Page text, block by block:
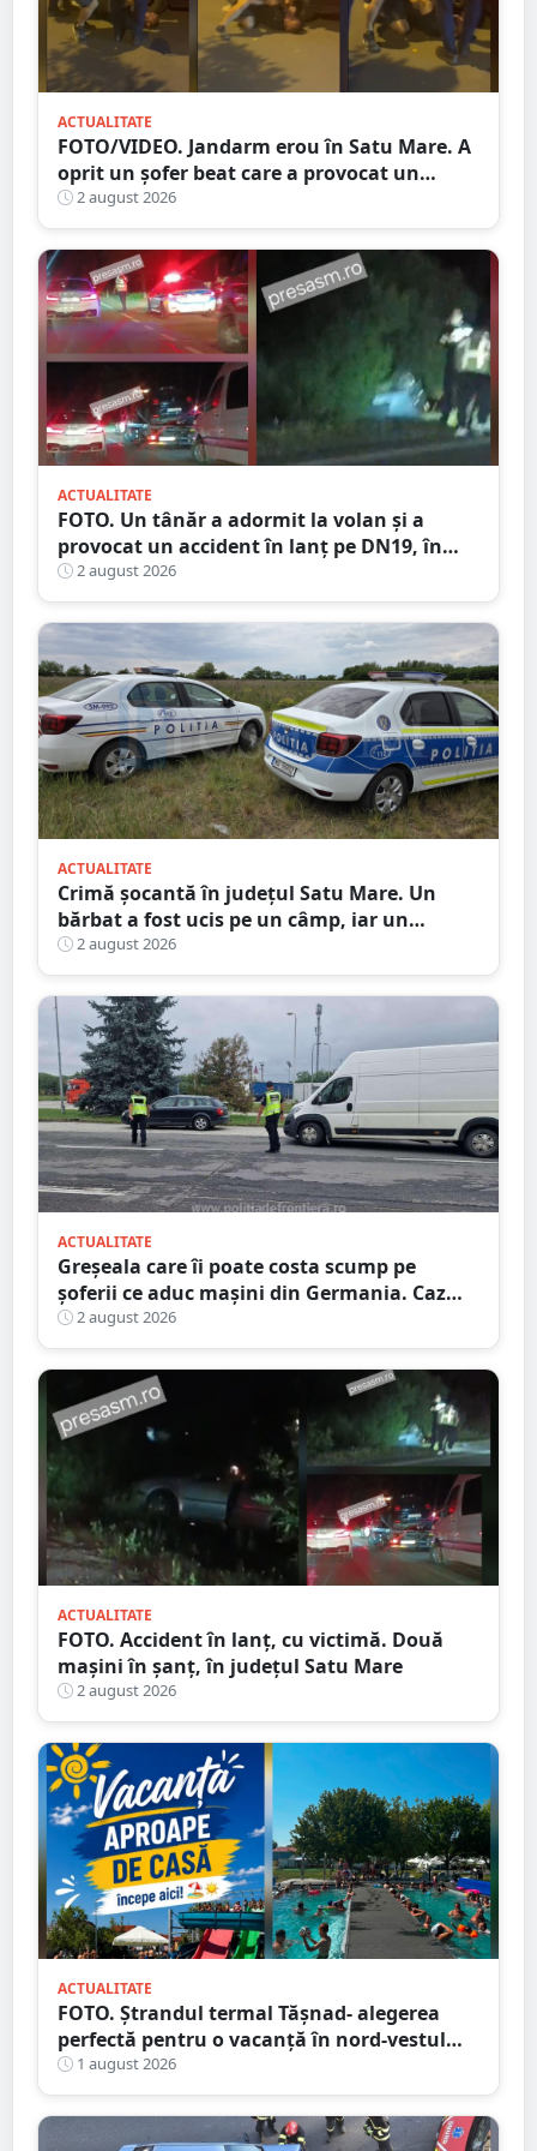
ACTUALITATE
FOTO/VIDEO. Jandarm erou în Satu Mare. A
oprit un șofer beat care a provocat un
accident
2 august 2026
ACTUALITATE
FOTO. Un tânăr a adormit la volan și a
provocat un accident în lanț pe DN19, în
județul Satu Mare
2 august 2026
ACTUALITATE
Crimă șocantă în județul Satu Mare. Un
bărbat a fost ucis pe un câmp, iar un
adolescent este în custodia poliției
2 august 2026
ACTUALITATE
Greșeala care îi poate costa scump pe
șoferii ce aduc mașini din Germania. Caz
descoperit în Satu Mare
2 august 2026
ACTUALITATE
FOTO. Accident în lanț, cu victimă. Două
mașini în șanț, în județul Satu Mare
2 august 2026
ACTUALITATE
FOTO. Ștrandul termal Tășnad- alegerea
perfectă pentru o vacanță în nord-vestul
României
1 august 2026